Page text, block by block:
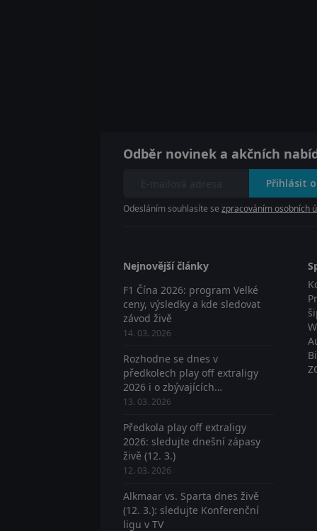
Odběr novinek a akčních
Přihlásit
Odesláním souhlasíte se zpracováním osobních
Nejnovější články
F1 Čína 2026: program Velké
ceny, výsledky a kde sledovat
závod živě
14. 03. 2026
Rozhodne se dnes v
předkolech play off extraligy
2026 i o zbývajících
postupujících? Sledujte živě
13. 03. 2026
Předkola play off extraligy
2026: sledujte dnešní zápasy
živě (12. 3.)
12. 03. 2026
Alkmaar vs. Sparta dnes živě
(12. 3.): sledujte Konferenční
ligu v TV